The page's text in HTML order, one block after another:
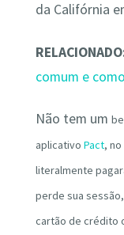
da Califórnia
comum e
Não tem um
aplicativo Pact,
literalmente
perde sua
cartão de crédito